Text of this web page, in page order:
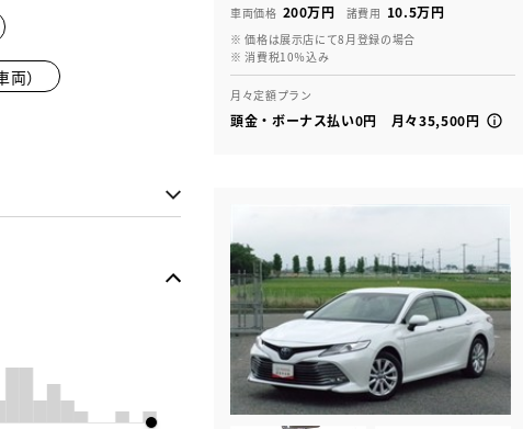
）
車両価格 200万円 諸費用 10.5万円
※ 価格は展示店にて8月登録の場合
※ 消費税10％込み
月々定額プラン
頭金・ボーナス払い0円 月々35,500円